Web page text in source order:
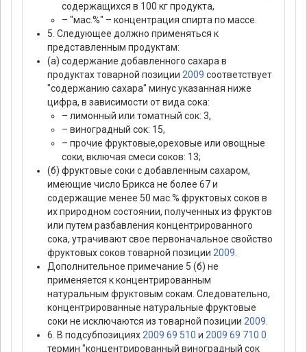
содержащихся в 100 кг продукта,
– "мас.%" – концентрация спирта по массе.
5. Следующее должно применяться к
представленным продуктам:
(а) содержание добавленного сахара в
продуктах товарной позиции 2009 соответствует
"содержанию сахара" минус указанная ниже
цифра, в зависимости от вида сока:
– лимонный или томатный сок: 3,
– виноградный сок: 15,
– прочие фруктовые,ореховые или овощные
соки, включая смеси соков: 13;
(б) фруктовые соки с добавленным сахаром,
имеющие число Брикса не более 67 и
содержащие менее 50 мас.% фруктовых соков в
их природном состоянии, полученных из фруктов
или путем разбавления концентрированного
сока, утрачивают свое первоначальное свойство
фруктовых соков товарной позиции 2009
Дополнительное примечание 5 (б) не
применяется к концентрированным
натуральным фруктовым сокам. Следовательно,
концентрированные натуральные фруктовые
соки не исключаются из товарной позиции 2009
6. В подсубпозициях 2009 69 510 и 2009 69 710 0
термин "концентрированный виноградный сок